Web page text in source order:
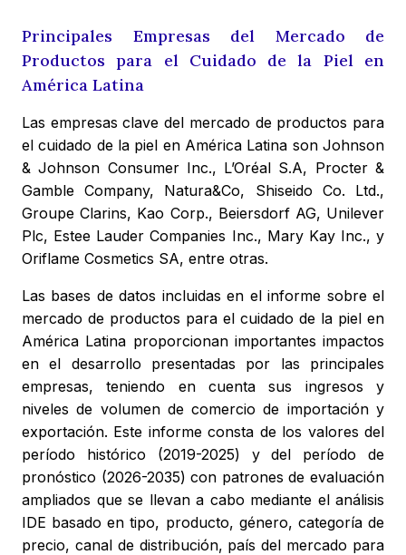
Principales Empresas del Mercado de
Productos para el Cuidado de la Piel en
América Latina
Las empresas clave del mercado de productos para
el cuidado de la piel en América Latina son Johnson
& Johnson Consumer Inc., L’Oréal S.A, Procter &
Gamble Company, Natura&Co, Shiseido Co. Ltd.,
Groupe Clarins, Kao Corp., Beiersdorf AG, Unilever
Plc, Estee Lauder Companies Inc., Mary Kay Inc., y
Oriflame Cosmetics SA, entre otras.
Las bases de datos incluidas en el informe sobre el
mercado de productos para el cuidado de la piel en
América Latina proporcionan importantes impactos
en el desarrollo presentadas por las principales
empresas, teniendo en cuenta sus ingresos y
niveles de volumen de comercio de importación y
exportación. Este informe consta de los valores del
período histórico (2019-2025) y del período de
pronóstico (2026-2035) con patrones de evaluación
ampliados que se llevan a cabo mediante el análisis
IDE basado en tipo, producto, género, categoría de
precio, canal de distribución, país del mercado para